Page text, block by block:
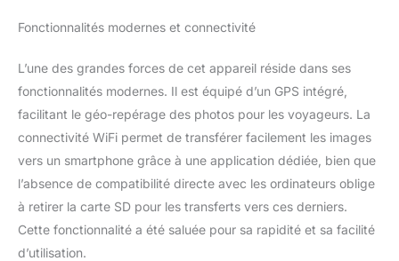
Fonctionnalités modernes et connectivité
L’une des grandes forces de cet appareil réside dans ses
fonctionnalités modernes. Il est équipé d’un GPS intégré,
facilitant le géo-repérage des photos pour les voyageurs. La
connectivité WiFi permet de transférer facilement les images
vers un smartphone grâce à une application dédiée, bien que
l’absence de compatibilité directe avec les ordinateurs oblige
à retirer la carte SD pour les transferts vers ces derniers.
Cette fonctionnalité a été saluée pour sa rapidité et sa facilité
d’utilisation.